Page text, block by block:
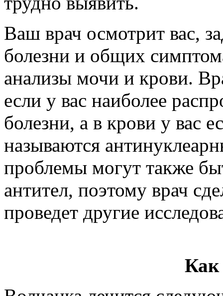
Ваш врач осмотрит вас,
болезни и общих
анализы мочи и крови.
если у вас наиболее
болезни, а в крови у вас
называются
проблемы могут также
антител, поэтому врач
проведет другие
Как